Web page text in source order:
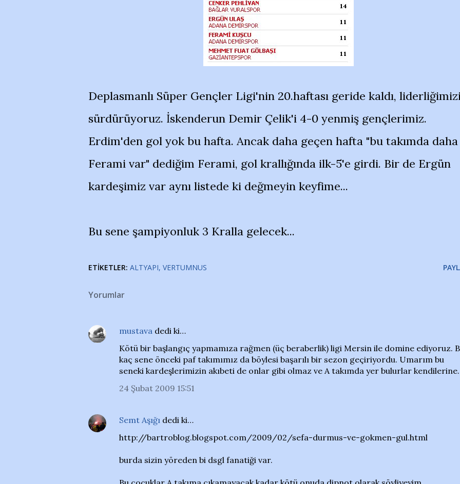
Deplasmanlı Süper Gençler Ligi'nin 20.haftası geride kaldı,
sürdürüyoruz. İskenderun Demir Çelik'i 4-0 yenmiş gençlerimiz.
Erdim'den gol yok bu hafta. Ancak daha geçen hafta "bu takımda daha
Ferami var" dediğim Ferami, gol krallığında ilk-5'e girdi. Bir de Ergün
kardeşimiz var aynı listede ki değmeyin keyfime...
Bu sene şampiyonluk 3 Kralla gelecek...
ETIKETLER: ALTYAPI VERTUMNUS
Yorumlar
mustava dedi ki…
Kötü bir başlangıç yapmamıza rağmen (üç beraberlik) ligi Mersin ile domine ediyoruz.
kaç sene önceki paf takımımız da böylesi başarılı bir sezon geçiriyordu. Umarım bu
seneki kardeşlerimizin akıbeti de onlar gibi olmaz ve A takımda yer bulurlar
24 Şubat 2009 15:51
Semt Aşığı dedi ki…
http://bartroblog.blogspot.com/2009/02/sefa-durmus-ve-gokmen-gul.html
burda sizin yöreden bi dsgl fanatiği var.